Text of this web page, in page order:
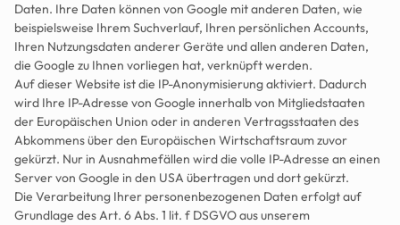
Daten. Ihre Daten können von Google mit anderen Daten, wie
beispielsweise Ihrem Suchverlauf, Ihren persönlichen Accounts,
Ihren Nutzungsdaten anderer Geräte und allen anderen Daten,
die Google zu Ihnen vorliegen hat, verknüpft werden.
Auf dieser Website ist die IP-Anonymisierung aktiviert. Dadurch
wird Ihre IP-Adresse von Google innerhalb von Mitgliedstaaten
der Europäischen Union oder in anderen Vertragsstaaten des
Abkommens über den Europäischen Wirtschaftsraum zuvor
gekürzt. Nur in Ausnahmefällen wird die volle IP-Adresse an einen
Server von Google in den USA übertragen und dort gekürzt.
Die Verarbeitung Ihrer personenbezogenen Daten erfolgt auf
Grundlage des Art. 6 Abs. 1 lit. f DSGVO aus unserem